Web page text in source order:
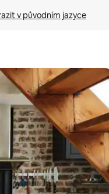
v původním jazyce